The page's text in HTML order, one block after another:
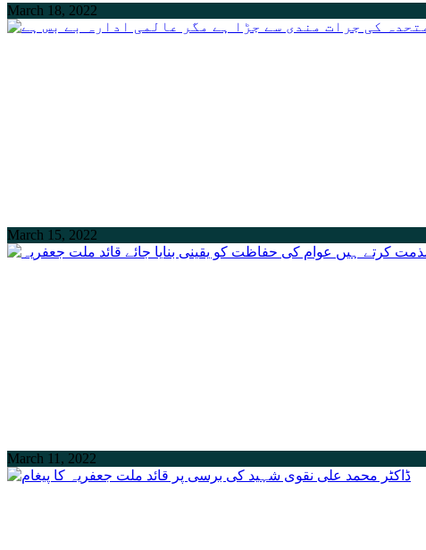
March 18, 2022
March 15, 2022
March 11, 2022